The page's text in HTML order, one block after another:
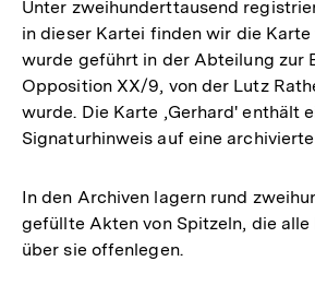
Unter zweihunderttausend
in dieser Kartei finden wir die Karte
wurde geführt in der Abteilung zur
Opposition XX/9, von der Lutz
wurde. Die Karte ‚Gerhard' enthält
Signaturhinweis auf eine
In den Archiven lagern rund
gefüllte Akten von Spitzeln, die
über sie offenlegen.